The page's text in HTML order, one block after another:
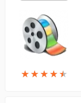
★★★★★
★★★★★